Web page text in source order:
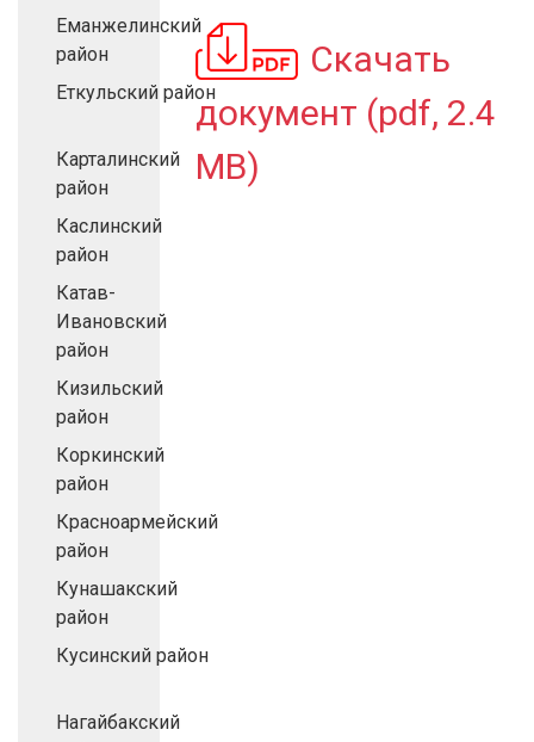
Еманжелинский
район
Еткульский район
Карталинский
район
Каслинский
район
Катав-
Ивановский
район
Кизильский
район
Коркинский
район
Красноармейский
район
Кунашакский
район
Кусинский район
Нагайбакский
Скачать
документ (pdf, 2.4
MB)